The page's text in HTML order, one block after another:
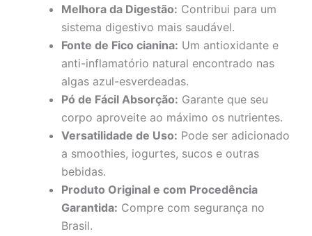
Melhora da Digestão: Contribui para um
sistema digestivo mais saudável.
Fonte de Fico cianina: Um antioxidante e
anti-inflamatório natural encontrado nas
algas azul-esverdeadas.
Pó de Fácil Absorção: Garante que seu
corpo aproveite ao máximo os nutrientes.
Versatilidade de Uso: Pode ser adicionado
a smoothies, iogurtes, sucos e outras
bebidas.
Produto Original e com Procedência
Garantida: Compre com segurança no
Brasil.